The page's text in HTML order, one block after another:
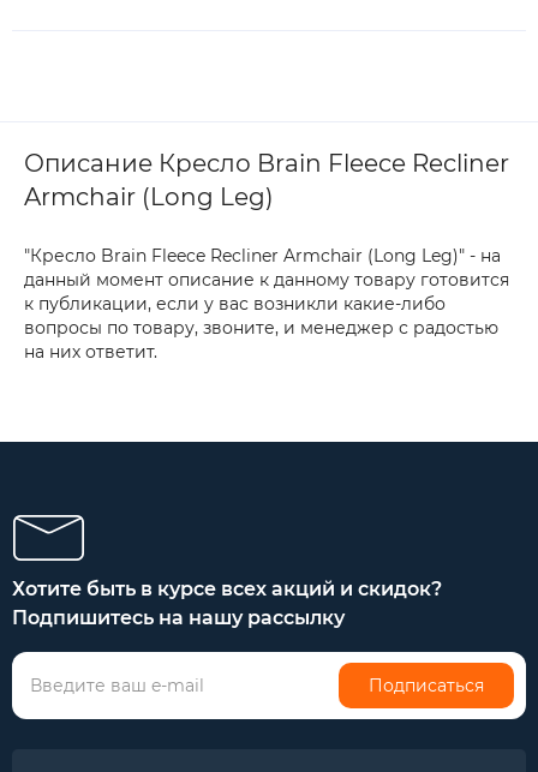
Описание Кресло Brain Fleece Recliner
Armchair (Long Leg)
"Кресло Brain Fleece Recliner Armchair (Long Leg)" - на
данный момент описание к данному товару готовится
к публикации, если у вас возникли какие-либо
вопросы по товару, звоните, и менеджер с радостью
на них ответит.
Хотите быть в курсе всех акций и скидок?
Подпишитесь на нашу рассылку
Подписаться